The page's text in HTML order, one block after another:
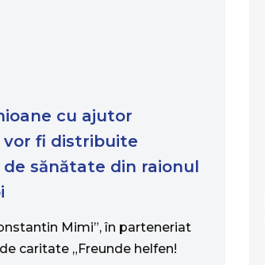
cu ajutor
fi distribuite
sănătate din raionul
Mimi”, în parteneriat
caritate „Freunde helfen!